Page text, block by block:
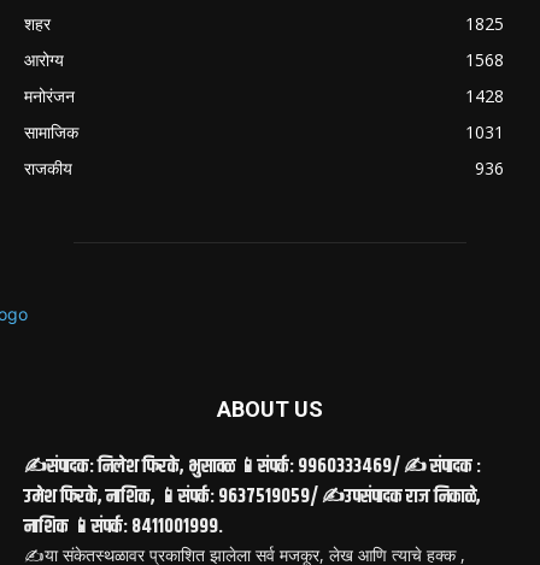
शहर
1825
आरोग्य
1568
मनोरंजन
1428
सामाजिक
1031
राजकीय
936
ABOUT US
✍️संपादक: निलेश फिरके, भुसावळ 📱संपर्क: 9960333469/ ✍️ संपादक :
उमेश फिरके, नाशिक, 📱संपर्क: 9637519059/ ✍️उपसंपादक राज निकाळे,
नाशिक 📱संपर्क: 8411001999.
✍️या संकेतस्थळावर प्रकाशित झालेला सर्व मजकूर, लेख आणि त्याचे हक्क ,